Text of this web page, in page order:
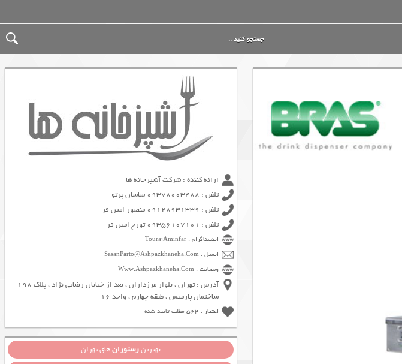
ارائه کننده : شرکت آشپزخانه ها
تلفن : 09378003488 ساسان پرتو
تلفن : 09128931339 منصور امین فر
تلفن : 09356107101 تورج امین فر
اینستاگرام : TourajAminfar
ایمیل : SasanParto@Ashpazkhaneha.Com
وبسایت : Www.Ashpazkhaneha.Com
آدرس : تهران ، بلوار مرزداران ، بعد از خیابان رضایی نژاد ، پلاک 198
ساختمان پارمیس ، طبقه چهارم ، واحد 16
اعتبار : 564 مطلب تایید شده
بهترینرستورانهای تهران